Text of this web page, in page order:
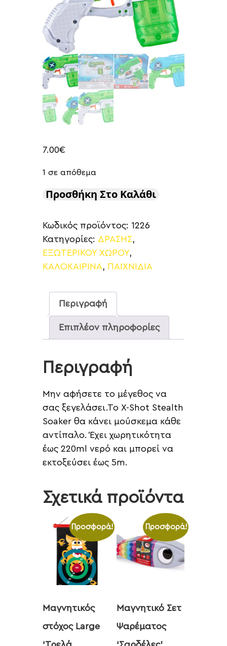
7.00€
1 σε απόθεμα
Προσθήκη Στο Καλάθι
Κωδικός προϊόντος: 1226
Κατηγορίες: ΔΡΑΣΗΣ,
ΕΞΩΤΕΡΙΚΟΥ ΧΩΡΟΥ,
ΚΑΛΟΚΑΙΡΙΝΑ, ΠΑΙΧΝΙΔΙΑ
Περιγραφή
Επιπλέον πληροφορίες
Περιγραφή
Μην αφήσετε το μέγεθος να
σας ξεγελάσει.Το X-Shot Stealth
Soaker θα κάνει μούσκεμα κάθε
αντίπαλο. Έχει χωρητικότητα
έως 220ml νερό και μπορεί να
εκτοξεύσει έως 5m.
Σχετικά προϊόντα
Προσφορά!
Μαγνητικός
στόχος Large
Προσφορά!
Μαγνητικό Σετ
Ψαρέματος